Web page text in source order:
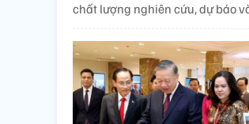
chất lượng nghiên cứu, dự báo